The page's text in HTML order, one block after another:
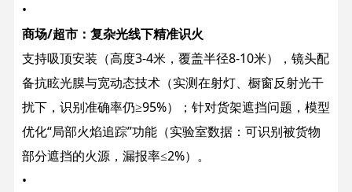
•
商场/超市：复杂光线下精准识火
支持吸顶安装（高度3-4米，覆盖半径8-10米），镜头配
备抗眩光膜与宽动态技术（实测在射灯、橱窗反射光干
扰下，识别准确率仍≥95%）；针对货架遮挡问题，模型
优化“局部火焰追踪”功能（实验室数据：可识别被货物
部分遮挡的火源，漏报率≤2%）。
•